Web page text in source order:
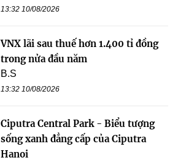
13:32 10/08/2026
VNX lãi sau thuế hơn 1.400 tỉ đồng
trong nửa đầu năm
B.S
13:32 10/08/2026
Ciputra Central Park - Biểu tượng
sống xanh đẳng cấp của Ciputra
Hanoi